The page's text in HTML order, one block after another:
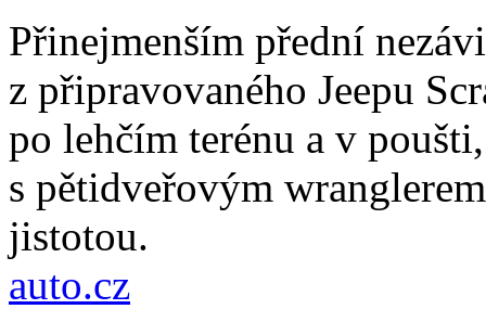
Přinejmenším přední
z připravovaného Jeepu
po lehčím terénu a v
s pětidveřovým
jistotou.
auto.cz